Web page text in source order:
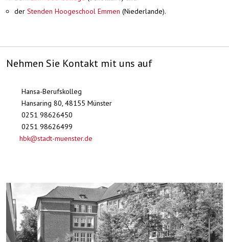
der Stenden Hoogeschool Emmen (Niederlande).
Nehmen Sie Kontakt mit uns auf
Hansa-Berufskolleg
Hansaring 80, 48155 Münster
0251 98626450
0251 98626499
hbk@stadt-muenster.de